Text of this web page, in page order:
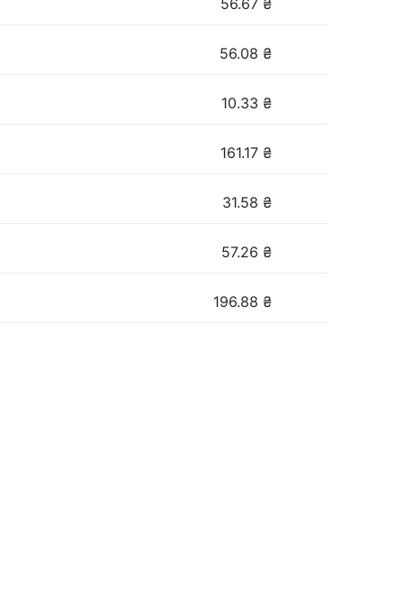
56.67 ₴
56.08 ₴
10.33 ₴
161.17 ₴
31.58 ₴
57.26 ₴
196.88 ₴